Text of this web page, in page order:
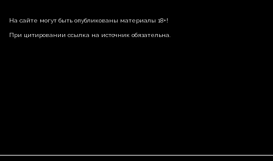
На сайте могут быть опубликованы материалы 18+!
При цитировании ссылка на источник обязательна.